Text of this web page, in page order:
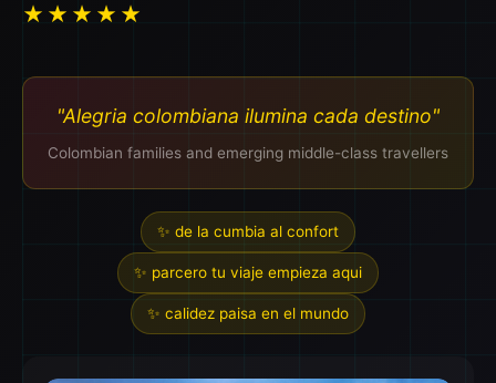
★★★★★
"Alegria colombiana ilumina cada destino"
Colombian families and emerging middle-class travellers
✨ de la cumbia al confort
✨ parcero tu viaje empieza aqui
✨ calidez paisa en el mundo